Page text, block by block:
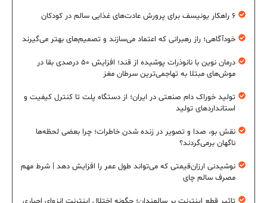
۶ راهکار یونیسف برای پرورش عادت‌های غذایی سالم در کودکان
خودآگاهی؛ راز رهبرانی که اعتماد می‌سازند و تصمیم‌های بهتر می‌گیرند
درمان نوین با نانوذرات پوشیده از قند؛ افزایش ۵۰ درصدی بقا در
موش‌های مبتلا به تهاجمی‌ترین سرطان مغز
تولید خوراک دام صنعتی در ایران؛ از دستگاه پلت تا کنترل کیفیت و
استانداردهای تولید
نقش بو، صدا و تصویر در زنده شدن خاطرات؛ چرا بعضی لحظه‌ها
ناگهان برمی‌گردند؟
نوشیدنی ارزان‌قیمتی که می‌تواند طول عمر را افزایش دهد | شرط مهم
مصرف سالم چای